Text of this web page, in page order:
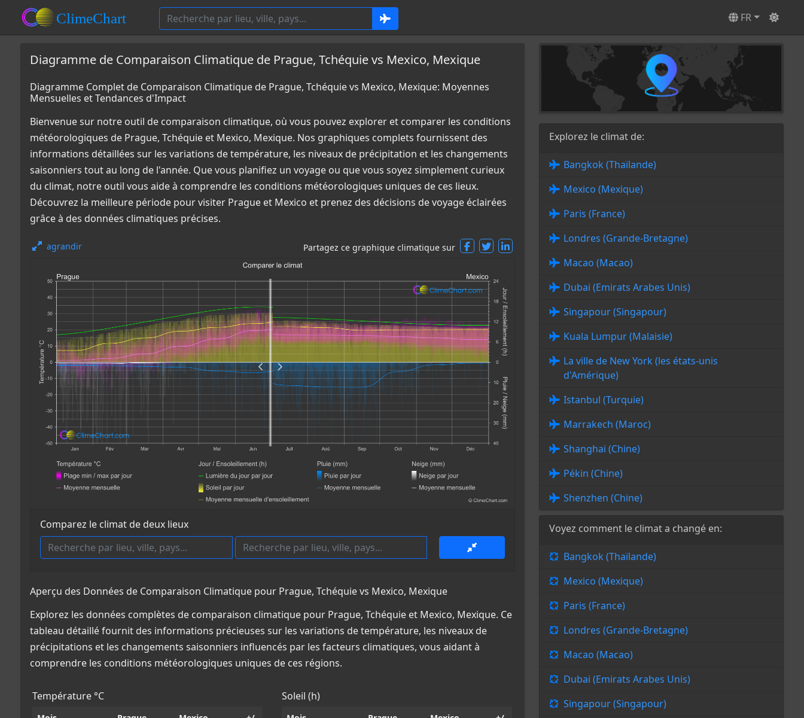
FR
Diagramme de Comparaison Climatique de Prague, Tchéquie vs Mexico, Mexique
Diagramme Complet de Comparaison Climatique de Prague, Tchéquie vs Mexico, Mexique: Moyennes
Mensuelles et Tendances d'Impact
Bienvenue sur notre outil de comparaison climatique, où vous pouvez explorer et comparer les conditions
météorologiques de Prague, Tchéquie et Mexico, Mexique. Nos graphiques complets fournissent des
informations détaillées sur les variations de température, les niveaux de précipitation et les changements
saisonniers tout au long de l'année. Que vous planifiez un voyage ou que vous soyez simplement curieux
du climat, notre outil vous aide à comprendre les conditions météorologiques uniques de ces lieux.
Découvrez la meilleure période pour visiter Prague et Mexico et prenez des décisions de voyage éclairées
grâce à des données climatiques précises.
agrandir Partagez ce graphique climatique sur
Comparez le climat de deux lieux
Aperçu des Données de Comparaison Climatique pour Prague, Tchéquie vs Mexico, Mexique
Explorez les données complètes de comparaison climatique pour Prague, Tchéquie et Mexico, Mexique. Ce
tableau détaillé fournit des informations précieuses sur les variations de température, les niveaux de
précipitations et les changements saisonniers influencés par les facteurs climatiques, vous aidant à
comprendre les conditions météorologiques uniques de ces régions.
Température °C Soleil (h)
Explorez le climat de:
Bangkok (Thaïlande)
Mexico (Mexique)
Paris (France)
Londres (Grande-Bretagne)
Macao (Macao)
Dubai (Emirats Arabes Unis)
Singapour (Singapour)
Kuala Lumpur (Malaisie)
La ville de New York (les états-unis
d'Amérique)
Istanbul (Turquie)
Marrakech (Maroc)
Shanghai (Chine)
Pékin (Chine)
Shenzhen (Chine)
Voyez comment le climat a changé en:
Bangkok (Thaïlande)
Mexico (Mexique)
Paris (France)
Londres (Grande-Bretagne)
Macao (Macao)
Dubai (Emirats Arabes Unis)
Singapour (Singapour)